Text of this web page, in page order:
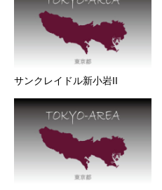
サンクレイドル新小岩II